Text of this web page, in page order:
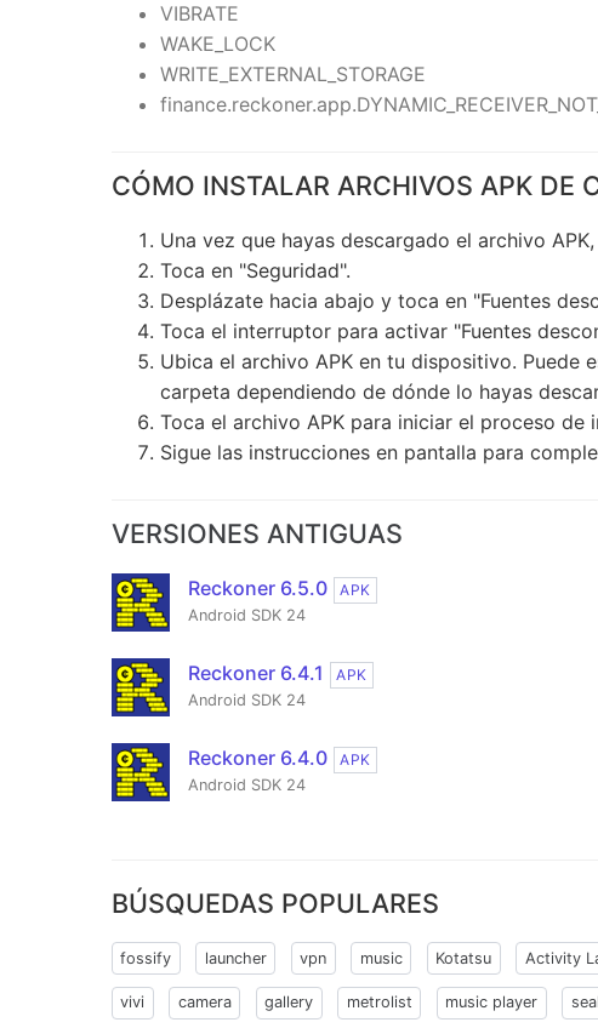
VIBRATE
WAKE_LOCK
WRITE_EXTERNAL_STORAGE
CÓMO INSTALAR ARCHIVOS APK DE
Una vez que hayas descargado el archivo
Toca en "Seguridad".
Desplázate hacia abajo y toca en "Fuentes
Toca el interruptor para activar "Fuentes
Ubica el archivo APK en tu dispositivo. Puede
carpeta dependiendo de dónde lo hayas
Toca el archivo APK para iniciar el proceso de
Sigue las instrucciones en pantalla para
VERSIONES ANTIGUAS
Reckoner 6.5.0
APK
Android SDK 24
Reckoner 6.4.1
APK
Android SDK 24
Reckoner 6.4.0
APK
Android SDK 24
BÚSQUEDAS POPULARES
fossify launcher vpn music Kotatsu Activity
vivi camera gallery metrolist music player seal